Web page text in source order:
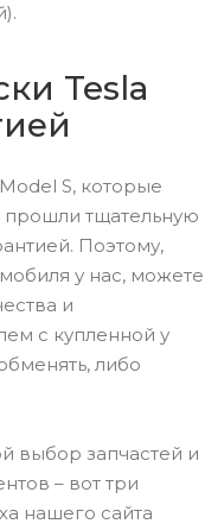
Tesla
S, которые
прошли тщательную
Поэтому,
у нас, можете
и
с купленной у
либо
выбор запчастей и
– вот три
нашего сайта